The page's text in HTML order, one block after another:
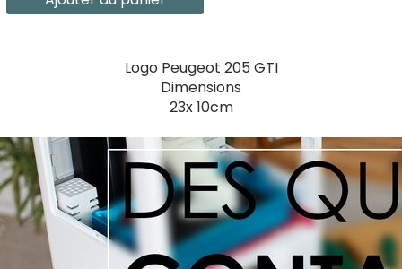
Logo Peugeot 205 GTI
Dimensions
23x 10cm